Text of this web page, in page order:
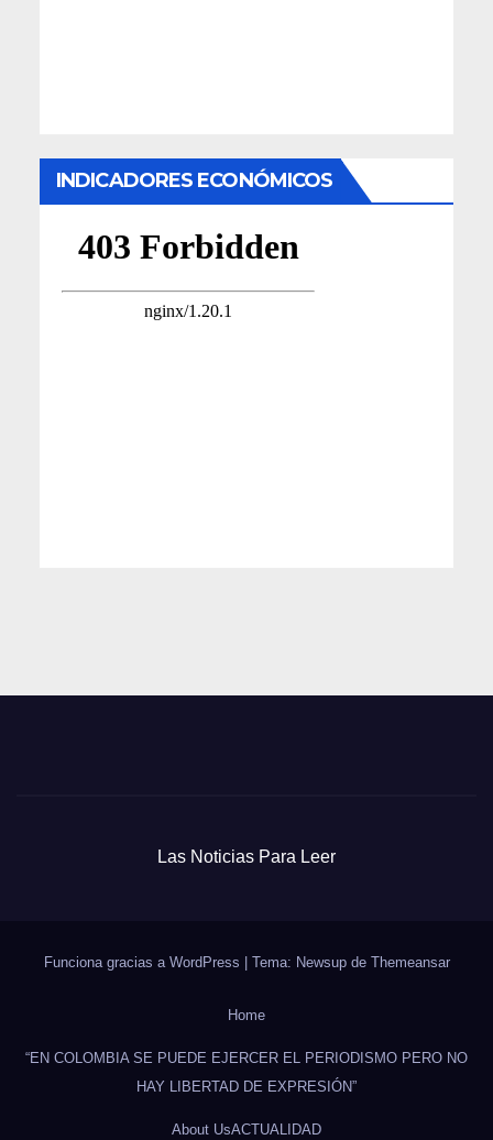
INDICADORES ECONÓMICOS
Las Noticias Para Leer
Funciona gracias a WordPress Tema: Newsup de Themeansar
Home
“EN COLOMBIA SE PUEDE EJERCER EL PERIODISMO PERO NO
HAY LIBERTAD DE EXPRESIÓN”
About UsACTUALIDAD